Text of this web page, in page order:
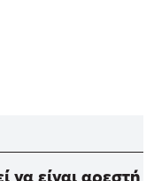
να είναι αρεστή